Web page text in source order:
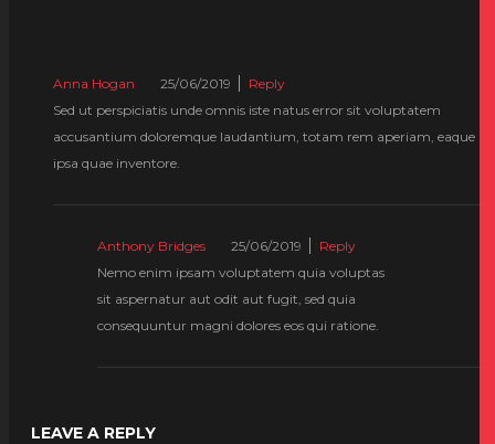
Anna Hogan 25/06/2019
Reply
Sed ut perspiciatis unde omnis iste natus error sit voluptatem
accusantium doloremque laudantium, totam rem aperiam, eaque
ipsa quae inventore.
Anthony Bridges 25/06/2019
Reply
Nemo enim ipsam voluptatem quia voluptas
sit aspernatur aut odit aut fugit, sed quia
consequuntur magni dolores eos qui ratione.
LEAVE A REPLY